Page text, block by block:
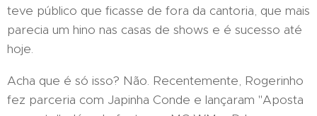
teve público que ficasse de fora da cantoria, que mais
parecia um hino nas casas de shows e é sucesso até
hoje.
Acha que é só isso? Não. Recentemente, Rogerinho
fez parceria com Japinha Conde e lançaram "Aposta